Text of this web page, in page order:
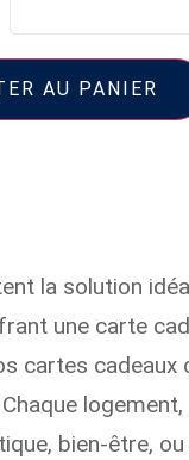
AU PANIER
la solution
une carte
cartes
bien-être,